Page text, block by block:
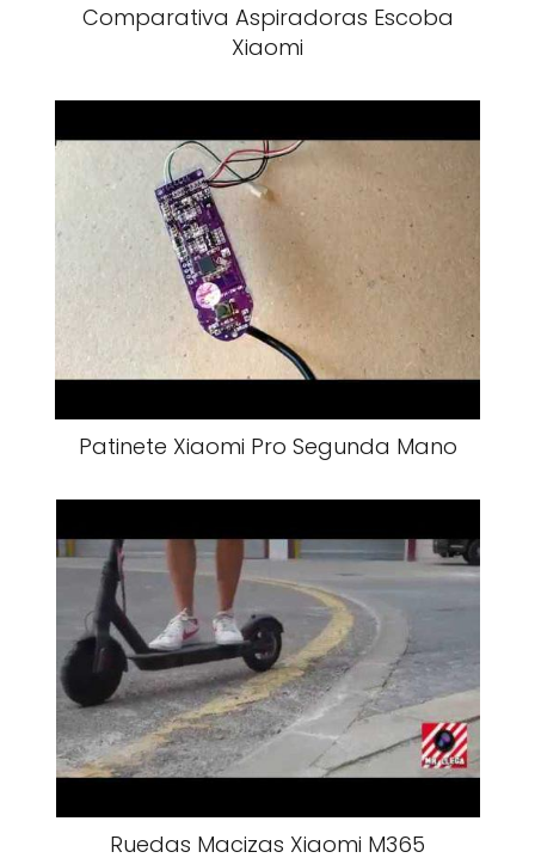
Comparativa Aspiradoras Escoba
Xiaomi
Patinete Xiaomi Pro Segunda Mano
Ruedas Macizas Xiaomi M365